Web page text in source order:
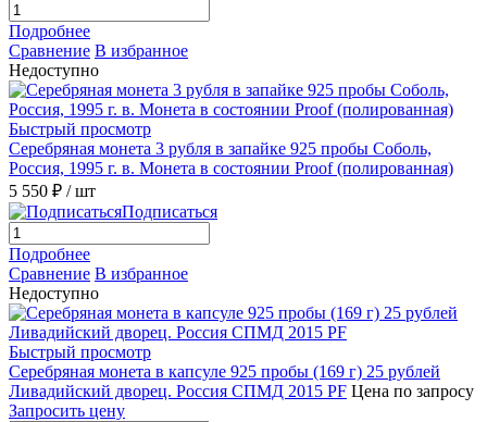
Подробнее
Сравнение В избранное
Недоступно
Быстрый просмотр
Серебряная монета 3 рубля в запайке 925 пробы Соболь,
Россия, 1995 г. в. Монета в состоянии Proof (полированная)
5 550 ₽ / шт
Подписаться
Подробнее
Сравнение В избранное
Недоступно
Быстрый просмотр
Серебряная монета в капсуле 925 пробы (169 г) 25 рублей
Ливадийский дворец. Россия СПМД 2015 PF Цена по запросу
Запросить цену